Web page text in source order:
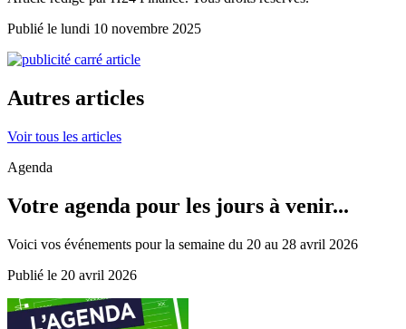
Publié le lundi 10 novembre 2025
Autres articles
Voir tous les articles
Agenda
Votre agenda pour les jours à venir...
Voici vos événements pour la semaine du 20 au 28 avril 2026
Publié le 20 avril 2026